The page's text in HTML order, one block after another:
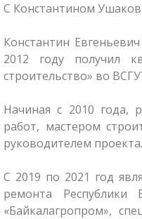
С Константином
Константин
2012 году получил
строительство» во
Начиная с 2010 года,
работ, мастером
руководителем проекта.
С 2019 по 2021 год
ремонта
«Байкалагропром»,